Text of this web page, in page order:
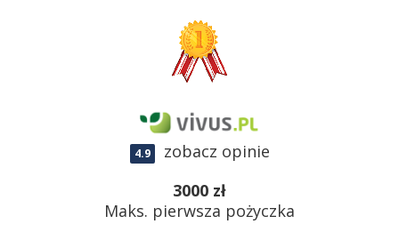
4.9
zobacz opinie
3000 zł
Maks. pierwsza pożyczka